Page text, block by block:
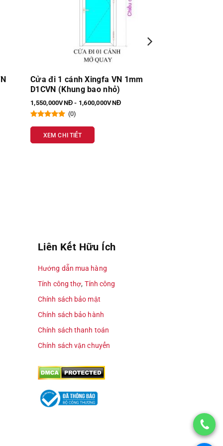
Cửa sổ lùa 4 cánh Nhôm Xingfa VN
1.4mm SL4C
1,800,000VNĐ - 19,000,000VNĐ
(0)
XEM CHI TIẾT
Liên Kết Hữu Ích
Hướng dẫn mua hàng
Tính công thợ, Tính công
Chính sách bảo mật
Chính sách bảo hành
Chính sách thanh toán
Chính sách vận chuyển